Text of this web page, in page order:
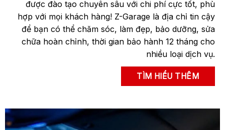
trước khi thực hiện dịch vụ. Sự trung thực và tận tâm
làm nên thương hiệu sống còn tại Z-Garage trong
suốt những năm qua, được khách hàng ủng hộ!
TÌM HIỂU THÊM